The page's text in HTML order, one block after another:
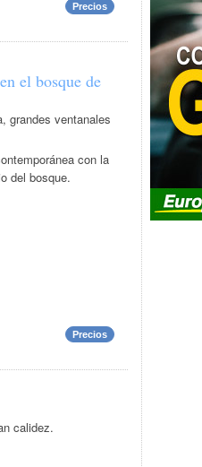
Precios
el bosque de
grandes ventanales
con la
del bosque.
Precios
calidez.